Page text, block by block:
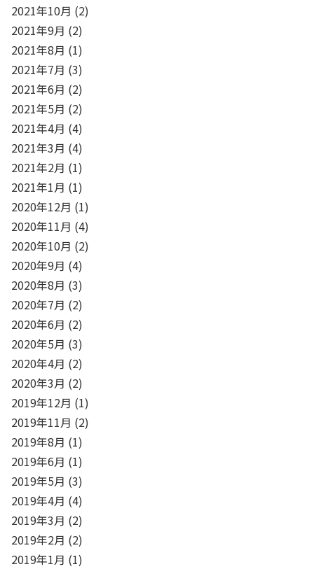
2021年10月 (2)
2021年9月 (2)
2021年8月 (1)
2021年7月 (3)
2021年6月 (2)
2021年5月 (2)
2021年4月 (4)
2021年3月 (4)
2021年2月 (1)
2021年1月 (1)
2020年12月 (1)
2020年11月 (4)
2020年10月 (2)
2020年9月 (4)
2020年8月 (3)
2020年7月 (2)
2020年6月 (2)
2020年5月 (3)
2020年4月 (2)
2020年3月 (2)
2019年12月 (1)
2019年11月 (2)
2019年8月 (1)
2019年6月 (1)
2019年5月 (3)
2019年4月 (4)
2019年3月 (2)
2019年2月 (2)
2019年1月 (1)